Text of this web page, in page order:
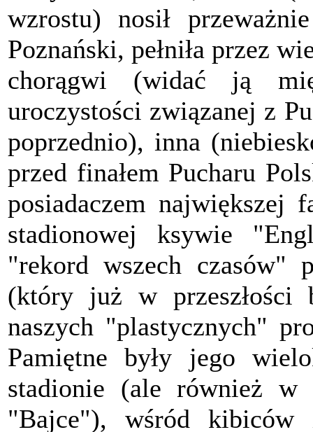
wzrostu) nosił
Poznański, pełniła przez
chorągwi (widać ją
uroczystości związanej z
poprzednio), inna
przed finałem Pucharu
posiadaczem największej
stadionowej ksywie
"rekord wszech czasów"
(który już w przeszłości
naszych "plastycznych"
Pamiętne były jego
stadionie (ale również w
"Bajce"), wśród